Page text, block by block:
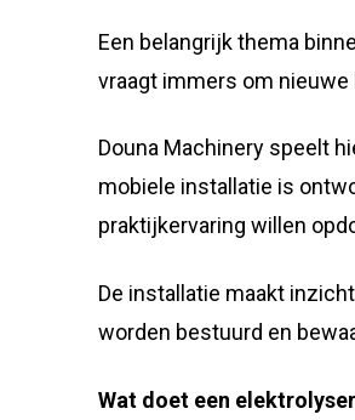
Een belangrijk thema
vraagt immers om nieuwe
Douna Machinery speelt
mobiele installatie is
praktijkervaring willen
De installatie maakt
worden bestuurd en
Wat doet een